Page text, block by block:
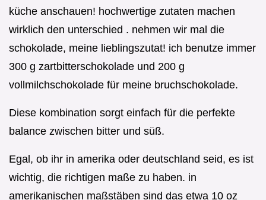
küche anschauen! hochwertige zutaten machen
wirklich den unterschied . nehmen wir mal die
schokolade, meine lieblingszutat! ich benutze immer
300 g zartbitterschokolade und 200 g
vollmilchschokolade für meine bruchschokolade.
Diese kombination sorgt einfach für die perfekte
balance zwischen bitter und süß.
Egal, ob ihr in amerika oder deutschland seid, es ist
wichtig, die richtigen maße zu haben. in
amerikanischen maßstäben sind das etwa 10 oz